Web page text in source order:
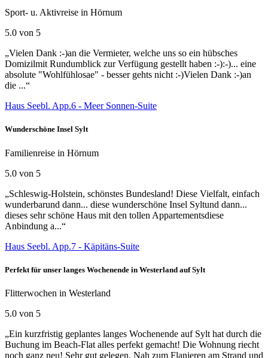
Sport- u. Aktivreise in Hörnum
5.0 von 5
„Vielen Dank :-)an die Vermieter, welche uns so ein hübsches
Domizilmit Rundumblick zur Verfügung gestellt haben :-):-)... eine
absolute "Wohlfühlosae" - besser gehts nicht :-)Vielen Dank :-)an
die ...“
Haus Seebl. App.6 - Meer Sonnen-Suite
Wunderschöne Insel Sylt
Familienreise in Hörnum
5.0 von 5
„Schleswig-Holstein, schönstes Bundesland! Diese Vielfalt, einfach
wunderbarund dann... diese wunderschöne Insel Syltund dann...
dieses sehr schöne Haus mit den tollen Appartementsdiese
Anbindung a...“
Haus Seebl. App.7 - Käpitäns-Suite
Perfekt für unser langes Wochenende in Westerland auf Sylt
Flitterwochen in Westerland
5.0 von 5
„Ein kurzfristig geplantes langes Wochenende auf Sylt hat durch die
Buchung im Beach-Flat alles perfekt gemacht! Die Wohnung riecht
noch ganz neu! Sehr gut gelegen. Nah zum Flanieren am Strand und